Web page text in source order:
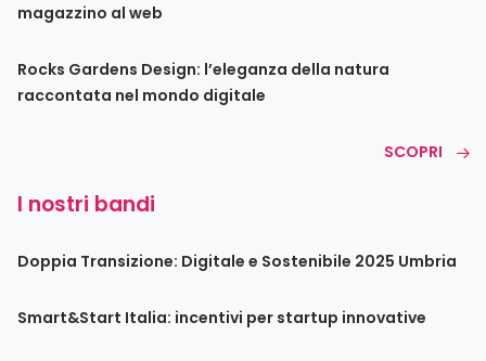
magazzino al web
Rocks Gardens Design: l’eleganza della natura
raccontata nel mondo digitale
SCOPRI
I nostri bandi
Doppia Transizione: Digitale e Sostenibile 2025 Umbria
Smart&Start Italia: incentivi per startup innovative